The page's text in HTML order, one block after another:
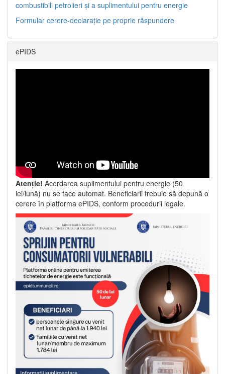
combustibili petrolieri și a suplimentului pentru energie
Formular cerere-declarație pe proprie răspundere
ePIDS
Atenție! Acordarea suplimentului pentru energie (50
lei/lună) nu se face automat. Beneficiarii trebuie să depună o
cerere în platforma ePIDS, conform procedurii legale.